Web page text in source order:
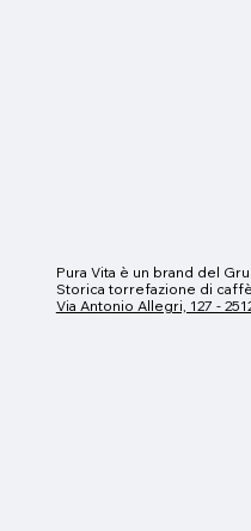
Pura Vita è un brand del
Storica torrefazione di caffè
Via Antonio Allegri, 127 -